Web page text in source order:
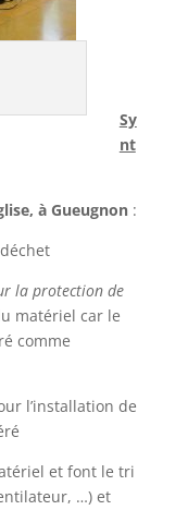
Sy
nt
à Gueugnon :
la protection de
matériel car le
comme
l’installation de
et font le tri
…) et